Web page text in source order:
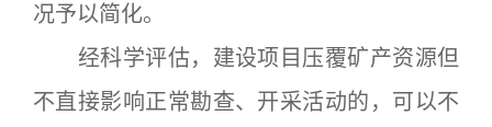
况予以简化。
经科学评估，建设项目压覆矿产资源但
不直接影响正常勘查、开采活动的，可以不